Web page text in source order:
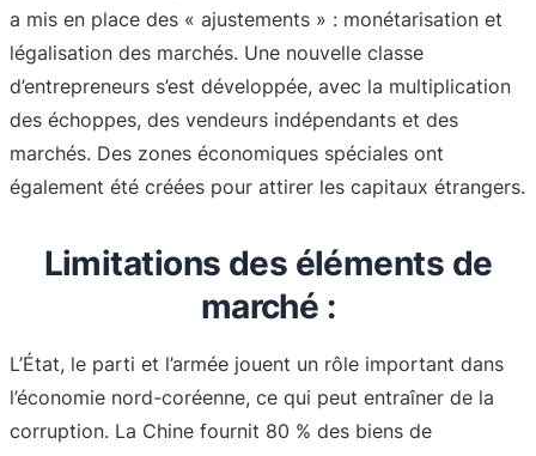
a mis en place des « ajustements » : monétarisation et
légalisation des marchés. Une nouvelle classe
d’entrepreneurs s’est développée, avec la multiplication
des échoppes, des vendeurs indépendants et des
marchés. Des zones économiques spéciales ont
également été créées pour attirer les capitaux étrangers.
Limitations des éléments de
marché :
L’État, le parti et l’armée jouent un rôle important dans
l’économie nord-coréenne, ce qui peut entraîner de la
corruption. La Chine fournit 80 % des biens de